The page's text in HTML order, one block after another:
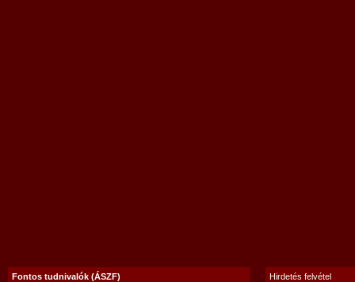
Fontos tudnivalók (ÁSZF)
Hirdetés felvétel